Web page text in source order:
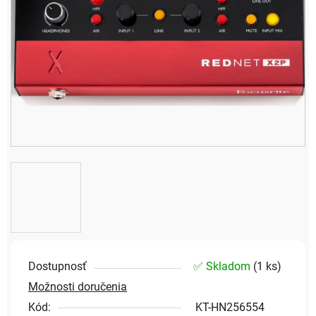
Dostupnosť ✅ Skladom (1 ks)
Možnosti doručenia
Kód:
KT-HN256554